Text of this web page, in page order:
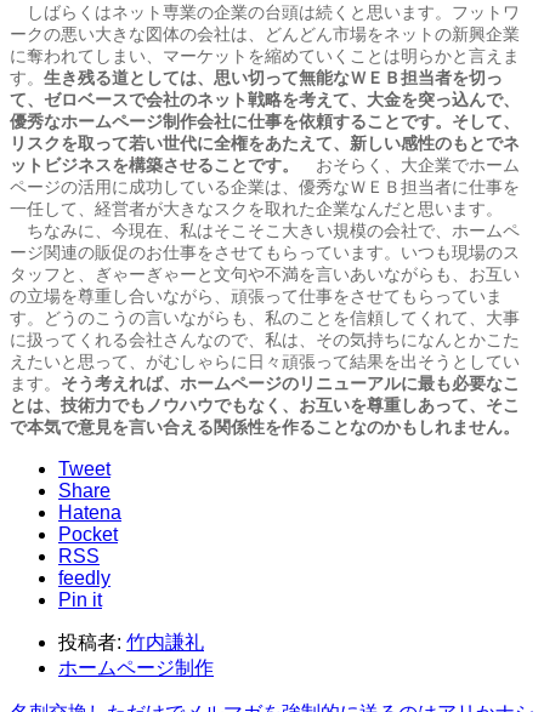
しばらくはネット専業の企業の台頭は続くと思います。フットワ
ークの悪い大きな図体の会社は、どんどん市場をネットの新興企業
に奪われてしまい、マーケットを縮めていくことは明らかと言えま
す。 生き残る道としては、思い切って無能なＷＥＢ担当者を切っ
て、ゼロベースで会社のネット戦略を考えて、大金を突っ込んで、
優秀なホームページ制作会社に仕事を依頼することです。そして、
リスクを取って若い世代に全権をあたえて、新しい感性のもとでネ
ットビジネスを構築させることです。
おそらく、大企業でホーム
ページの活用に成功している企業は、優秀なＷＥＢ担当者に仕事を
一任して、経営者が大きなスクを取れた企業なんだと思います。
ちなみに、今現在、私はそこそこ大きい規模の会社で、ホームペ
ージ関連の販促のお仕事をさせてもらっています。いつも現場のス
タッフと、ぎゃーぎゃーと文句や不満を言いあいながらも、お互い
の立場を尊重し合いながら、頑張って仕事をさせてもらっていま
す。どうのこうの言いながらも、私のことを信頼してくれて、大事
に扱ってくれる会社さんなので、私は、その気持ちになんとかこた
えたいと思って、がむしゃらに日々頑張って結果を出そうとしてい
ます。 そう考えれば、ホームページのリニューアルに最も必要なこ
とは、技術力でもノウハウでもなく、お互いを尊重しあって、そこ
で本気で意見を言い合える関係性を作ることなのかもしれません。
Tweet
Share
Hatena
Pocket
RSS
feedly
Pin it
投稿者: 竹内謙礼
ホームページ制作